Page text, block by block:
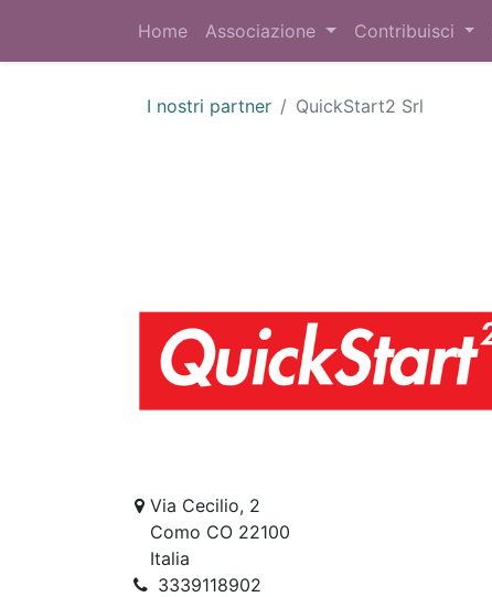
Home Associazione Contribuisci
I nostri partner QuickStart2 Srl
Via Cecilio, 2
Como CO 22100
Italia
3339118902